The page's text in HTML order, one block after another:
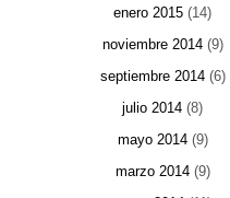
enero 2015 (14)
noviembre 2014(9)
septiembre 2014(6)
julio 2014 (8)
mayo 2014(9)
marzo 2014(9)